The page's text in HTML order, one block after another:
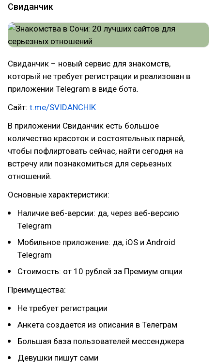
Свиданчик
Свиданчик – новый сервис для знакомств,
который не требует регистрации и реализован в
приложении Telegram в виде бота.
Сайт: t.me/SVIDANCHIK
В приложении Свиданчик есть большое
количество красоток и состоятельных парней,
чтобы пофлиртовать сейчас, найти сегодня на
встречу или познакомиться для серьезных
отношений.
Основные характеристики:
Наличие веб-версии: да, через веб-версию
Telegram
Мобильное приложение: да, iOS и Android
Telegram
Стоимость: от 10 рублей за Премиум опции
Преимущества:
Не требует регистрации
Анкета создается из описания в Телеграм
Большая база пользователей мессенджера
Девушки пишут сами